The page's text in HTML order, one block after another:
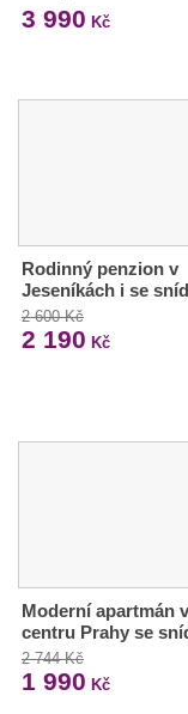
3 990 Kč
Rodinný penzion v
Jeseníkách i se
2 600 Kč
2 190 Kč
Moderní apartmán v
centru Prahy se
2 744 Kč
1 990 Kč